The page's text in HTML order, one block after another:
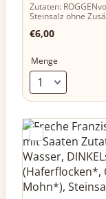
Zutaten:
Steinsalz ohne
€6,00
€6,00
Menge